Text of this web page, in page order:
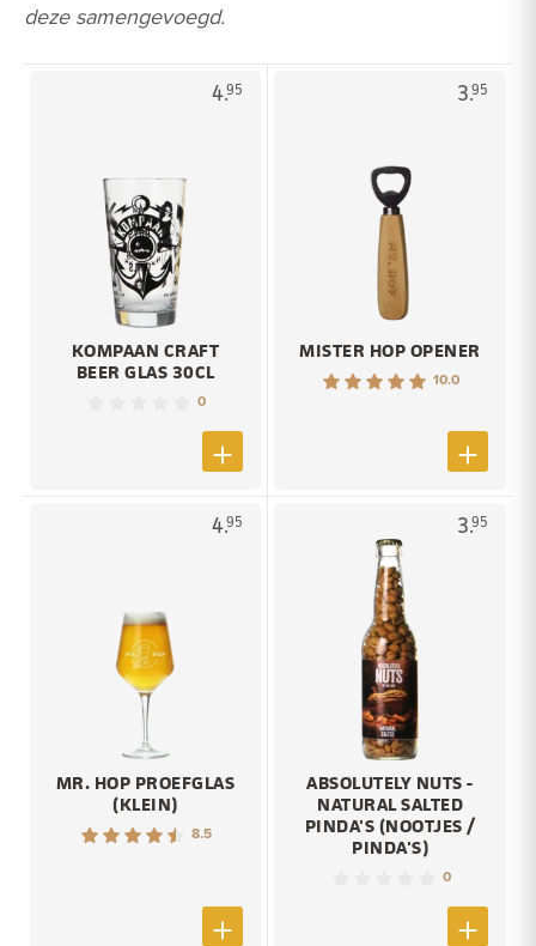
deze samengevoegd.
4.95
KOMPAAN CRAFT
BEER GLAS 30CL
0
3.95
MISTER HOP OPENER
10.0
4.95
MR. HOP PROEFGLAS
(KLEIN)
8.5
3.95
ABSOLUTELY NUTS -
NATURAL SALTED
PINDA'S (NOOTJES /
PINDA'S)
0